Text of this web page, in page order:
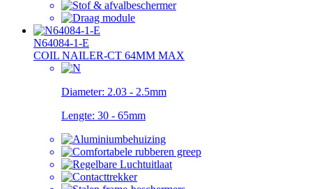
N64084-1-E
COIL NAILER-CT 64MM MAX
Diameter: 2.03 - 2.5mm
Lengte: 30 - 65mm